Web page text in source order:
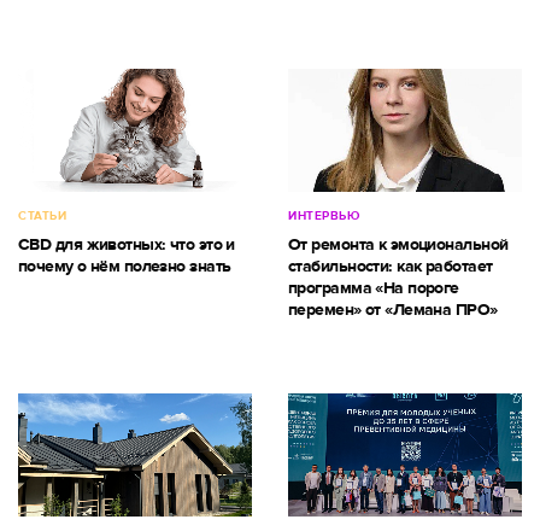
СТАТЬИ
CBD для животных: что это и
почему о нём полезно знать
ИНТЕРВЬЮ
От ремонта к эмоциональной
стабильности: как работает
программа «На пороге
перемен» от «Лемана ПРО»